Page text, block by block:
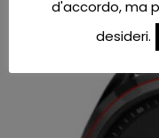
d'accordo, ma
desideri.